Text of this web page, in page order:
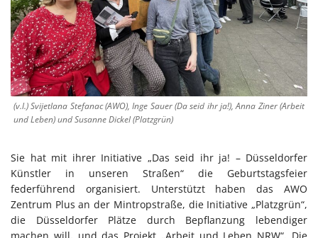
(v.l.) Svijetlana Stefanac (AWO), Inge Sauer (Da seid ihr ja!), Anna Ziner (Arbeit
und Leben) und Susanne Dickel (Platzgrün)
Sie hat mit ihrer Initiative „Das seid ihr ja! – Düsseldorfer
Künstler in unseren Straßen“ die Geburtstagsfeier
federführend organisiert. Unterstützt haben das AWO
Zentrum Plus an der Mintropstraße, die Initiative „Platzgrün“,
die Düsseldorfer Plätze durch Bepflanzung lebendiger
machen will, und das Projekt „Arbeit und Leben NRW“. Die